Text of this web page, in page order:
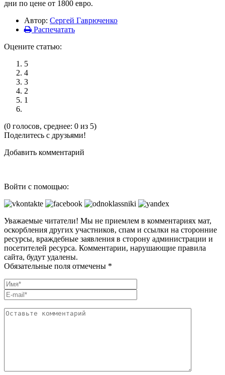
дни по цене от 1800 евро.
Автор: Сергей Гаврюченко
Распечатать
Оцените статью:
5
4
3
2
1
(0 голосов, среднее: 0 из 5)
Поделитесь с друзьями!
Добавить комментарий
Войти с помощью:
Уважаемые читатели! Мы не приемлем в комментариях мат,
оскорбления других участников, спам и ссылки на сторонние
ресурсы, враждебные заявления в сторону администрации и
посетителей ресурса. Комментарии, нарушающие правила
сайта, будут удалены.
Обязательные поля отмечены *